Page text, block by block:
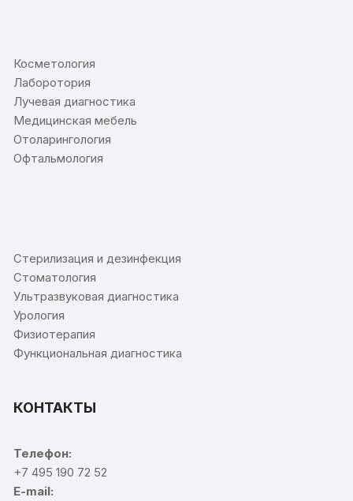
Косметология
Лаборотория
Лучевая диагностика
Медицинская мебель
Отоларингология
Офтальмология
Стерилизация и дезинфекция
Стоматология
Ультразвуковая диагностика
Урология
Физиотерапия
Функциональная диагностика
КОНТАКТЫ
Телефон:
+7 495 190 72 52
E-mail: